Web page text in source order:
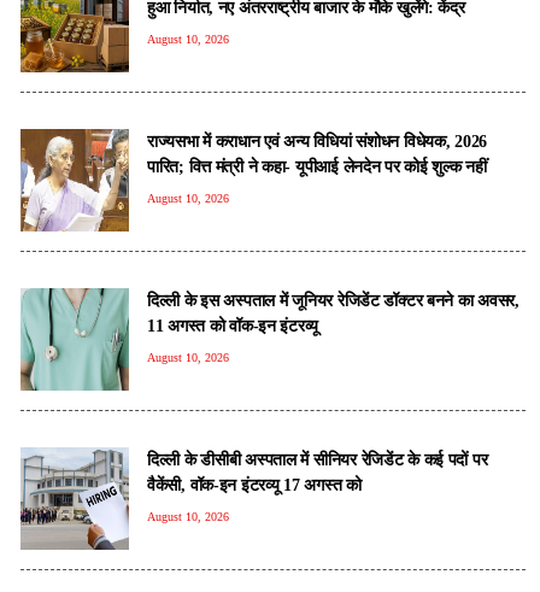
हुआ निर्यात, नए अंतरराष्ट्रीय बाजार के मौके खुलेंगे: केंद्र
August 10, 2026
राज्यसभा में कराधान एवं अन्य विधियां संशोधन विधेयक, 2026
पारित; वित्त मंत्री ने कहा- यूपीआई लेनदेन पर कोई शुल्क नहीं
August 10, 2026
दिल्ली के इस अस्पताल में जूनियर रेजिडेंट डॉक्टर बनने का अवसर,
11 अगस्त को वॉक-इन इंटरव्यू
August 10, 2026
दिल्ली के डीसीबी अस्पताल में सीनियर रेजिडेंट के कई पदों पर
वैकेंसी, वॉक-इन इंटरव्यू 17 अगस्त को
August 10, 2026